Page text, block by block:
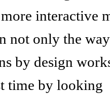
interactive
not only the
by design
time by looking